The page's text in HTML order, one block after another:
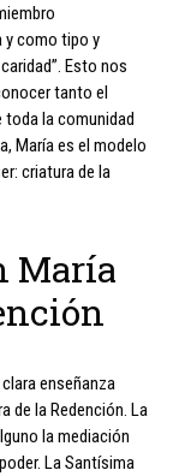
y como tipo y
Esto nos
tanto el
toda la comunidad
María es el modelo
criatura de la
María
enseñanza
de la Redención. La
la mediación
La Santísima